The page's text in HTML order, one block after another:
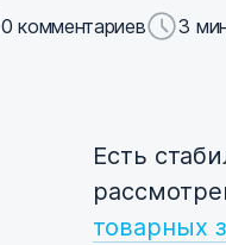
0 комментариев 3
Есть
товарных